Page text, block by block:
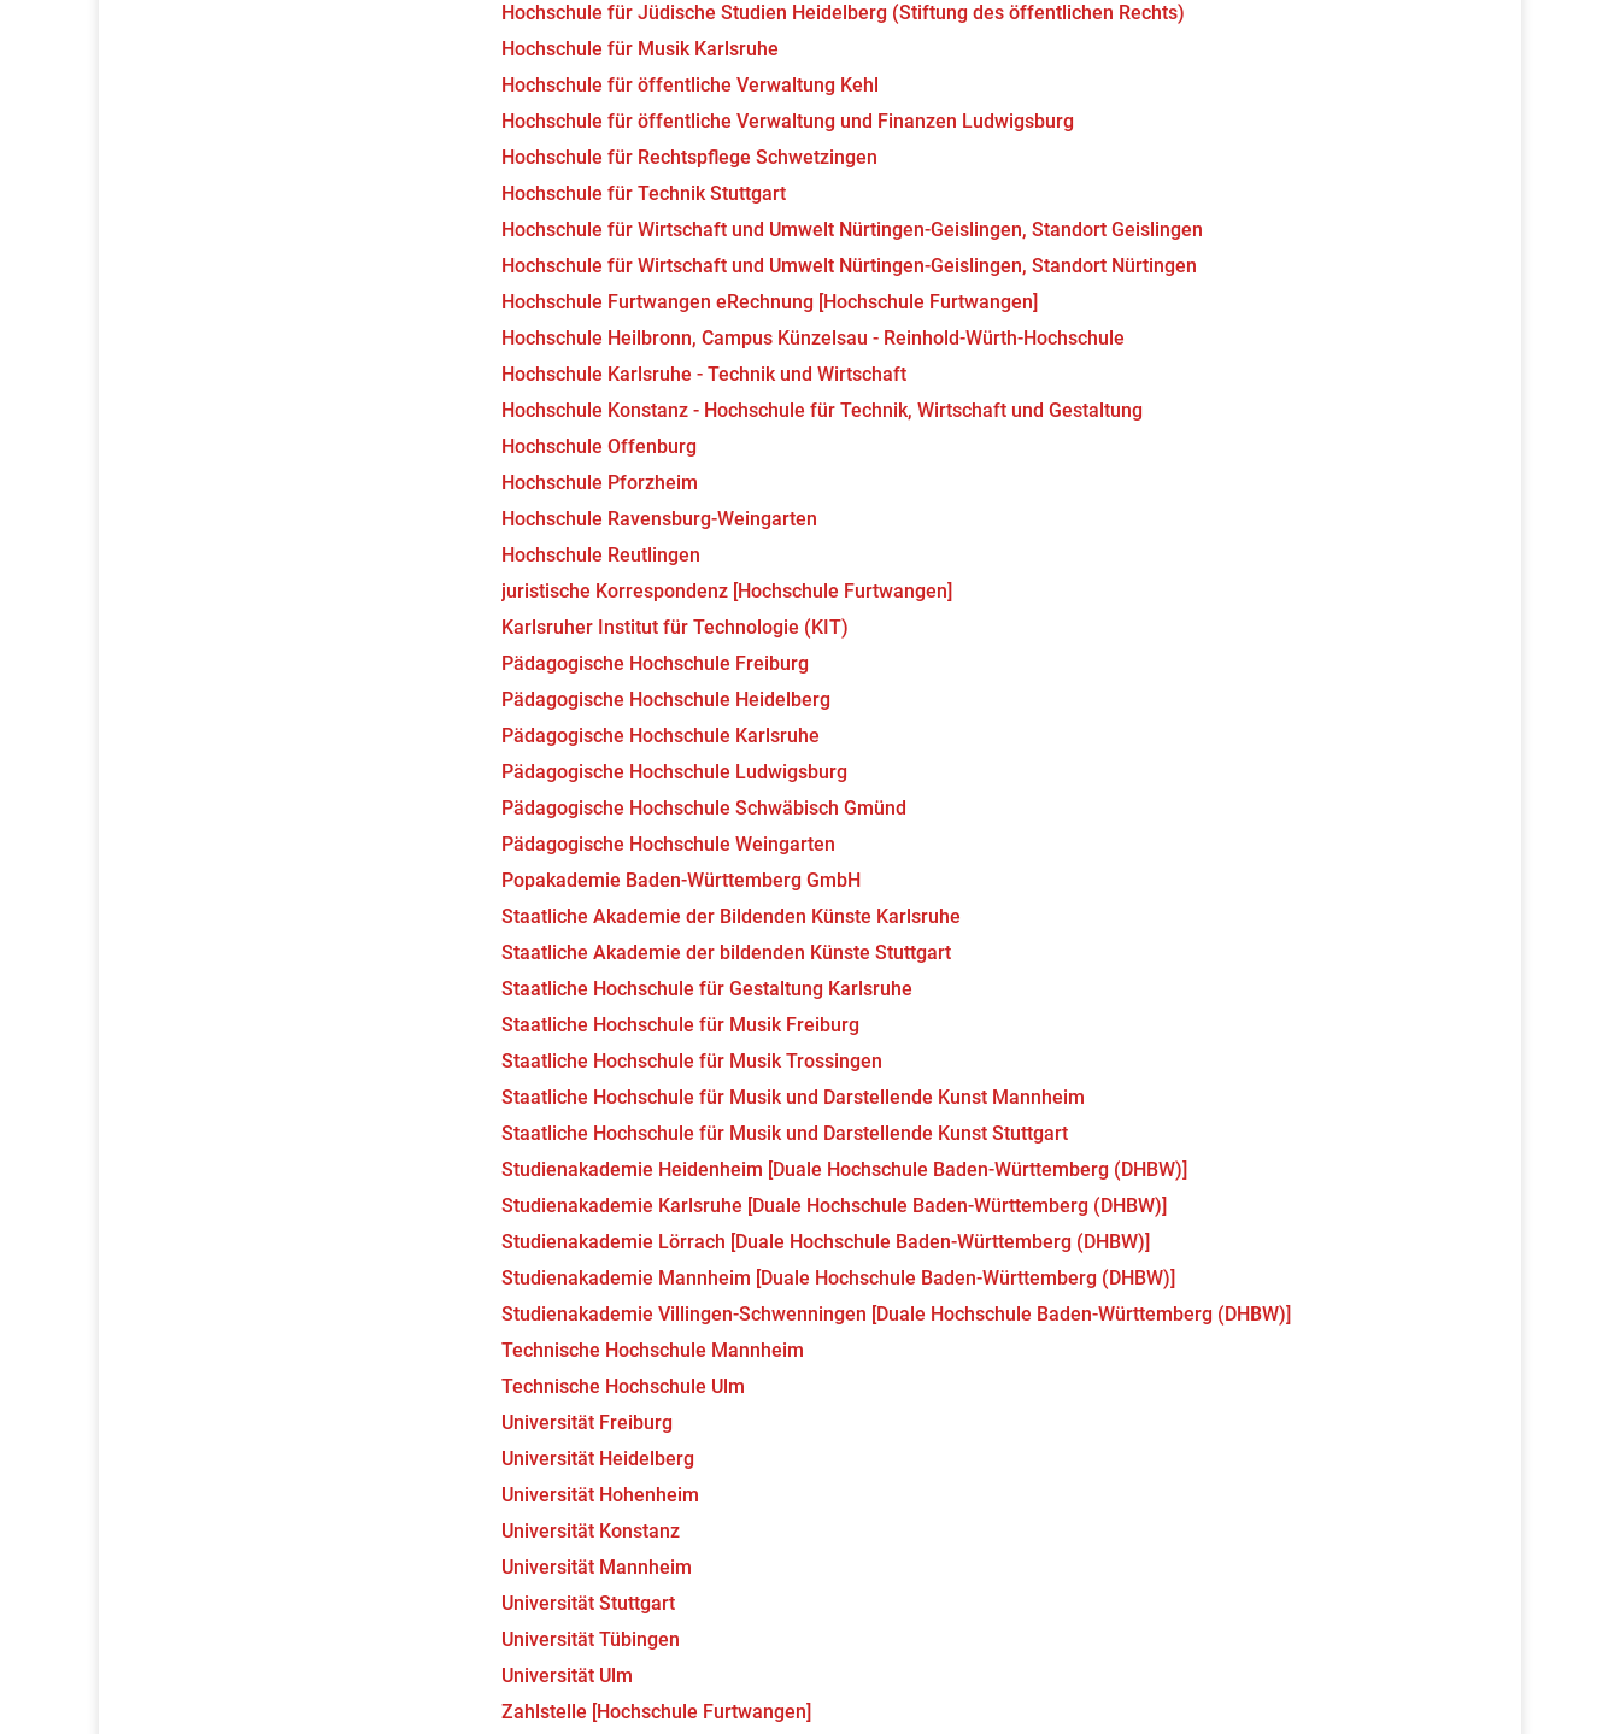
Hochschule für Jüdische Studien Heidelberg (Stiftung des öffentlichen Rechts)
Hochschule für Musik Karlsruhe
Hochschule für öffentliche Verwaltung Kehl
Hochschule für öffentliche Verwaltung und Finanzen Ludwigsburg
Hochschule für Rechtspflege Schwetzingen
Hochschule für Technik Stuttgart
Hochschule für Wirtschaft und Umwelt Nürtingen-Geislingen, Standort Geislingen
Hochschule für Wirtschaft und Umwelt Nürtingen-Geislingen, Standort Nürtingen
Hochschule Furtwangen eRechnung [Hochschule Furtwangen]
Hochschule Heilbronn, Campus Künzelsau - Reinhold-Würth-Hochschule
Hochschule Karlsruhe - Technik und Wirtschaft
Hochschule Konstanz - Hochschule für Technik, Wirtschaft und Gestaltung
Hochschule Offenburg
Hochschule Pforzheim
Hochschule Ravensburg-Weingarten
Hochschule Reutlingen
juristische Korrespondenz [Hochschule Furtwangen]
Karlsruher Institut für Technologie (KIT)
Pädagogische Hochschule Freiburg
Pädagogische Hochschule Heidelberg
Pädagogische Hochschule Karlsruhe
Pädagogische Hochschule Ludwigsburg
Pädagogische Hochschule Schwäbisch Gmünd
Pädagogische Hochschule Weingarten
Popakademie Baden-Württemberg GmbH
Staatliche Akademie der Bildenden Künste Karlsruhe
Staatliche Akademie der bildenden Künste Stuttgart
Staatliche Hochschule für Gestaltung Karlsruhe
Staatliche Hochschule für Musik Freiburg
Staatliche Hochschule für Musik Trossingen
Staatliche Hochschule für Musik und Darstellende Kunst Mannheim
Staatliche Hochschule für Musik und Darstellende Kunst Stuttgart
Studienakademie Heidenheim [Duale Hochschule Baden-Württemberg (DHBW)]
Studienakademie Karlsruhe [Duale Hochschule Baden-Württemberg (DHBW)]
Studienakademie Lörrach [Duale Hochschule Baden-Württemberg (DHBW)]
Studienakademie Mannheim [Duale Hochschule Baden-Württemberg (DHBW)]
Studienakademie Villingen-Schwenningen [Duale Hochschule Baden-Württemberg (DHBW)]
Technische Hochschule Mannheim
Technische Hochschule Ulm
Universität Freiburg
Universität Heidelberg
Universität Hohenheim
Universität Konstanz
Universität Mannheim
Universität Stuttgart
Universität Tübingen
Universität Ulm
Zahlstelle [Hochschule Furtwangen]